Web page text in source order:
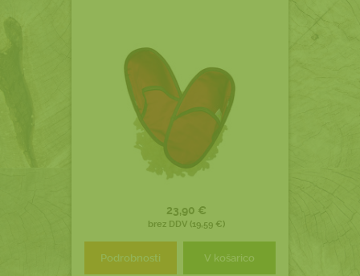
23,90 €
brez DDV (19,59 €)
Podrobnosti V košarico